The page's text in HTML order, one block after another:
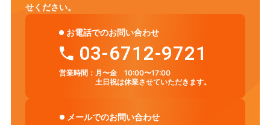
せください。
お電話でのお問い合わせ
03-6712-9721
営業時間： 月〜金 10:00〜17:00
土日祝は休業させていただきます。
メールでのお問い合わせ